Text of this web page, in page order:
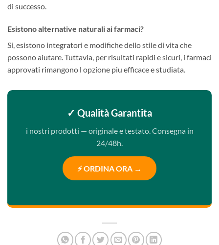
di successo.
Esistono alternative naturali ai farmaci?
Si, esistono integratori e modifiche dello stile di vita che
possono aiutare. Tuttavia, per risultati rapidi e sicuri, i farmaci
approvati rimangono l opzione piu efficace e studiata.
✓ Qualità Garantita
i nostri prodotti — originale e testato. Consegna in
24/48h.
⚡ ORDINA ORA →